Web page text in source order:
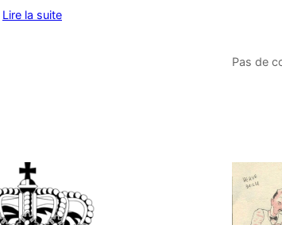
Lire la suite
Pas de